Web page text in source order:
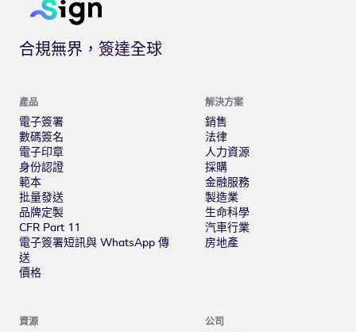
合規無界，簽達全球
產品
電子簽署
數碼簽名
電子印章
身份認證
範本
批量發送
品牌定製
CFR Part 11
電子簽署短訊與 WhatsApp 傳
送
價格
解決方案
銷售
法律
人力資源
採購
金融服務
製造業
生命科學
汽車行業
房地產
資源 公司